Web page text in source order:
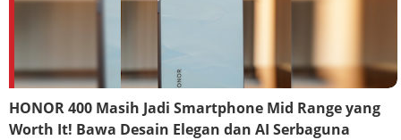
HONOR 400 Masih Jadi Smartphone Mid Range yang
Worth It! Bawa Desain Elegan dan AI Serbaguna